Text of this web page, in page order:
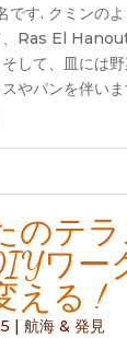
です. クミンの
、Ras El
して、皿には
やパンを伴いま
のテ
ワー
える !
航海 & 発見